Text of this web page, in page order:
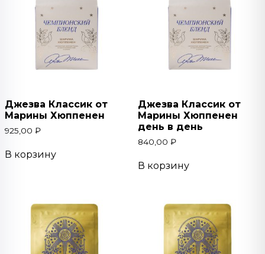
Джезва Классик от
Марины Хюппенен
925,00 ₽
В корзину
Джезва Классик от
Марины Хюппенен
день в день
840,00 ₽
В корзину